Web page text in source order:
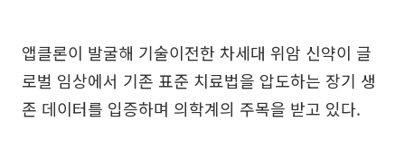
앱클론이 발굴해 기술이전한 차세대 위암 신약이 글
로벌 임상에서 기존 표준 치료법을 압도하는 장기 생
존 데이터를 입증하며 의학계의 주목을 받고 있다.